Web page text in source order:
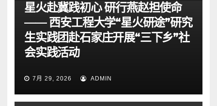
星火赴冀践初心 研行燕赵担使命
—— 西安工程大学“星火研途”研究
生实践团赴石家庄开展“三下乡”社
会实践活动
7月 29, 2026 ADMIN